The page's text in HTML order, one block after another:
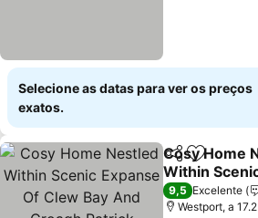
Selecione as datas para ver os preços
exatos.
Partilhar
Cosy Home
Within
Clew Bay
Patrick
Ver preços
9,5 Excelente
Westport, a